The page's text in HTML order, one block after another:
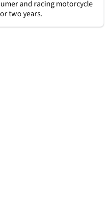
and racing motorcycle
two years.